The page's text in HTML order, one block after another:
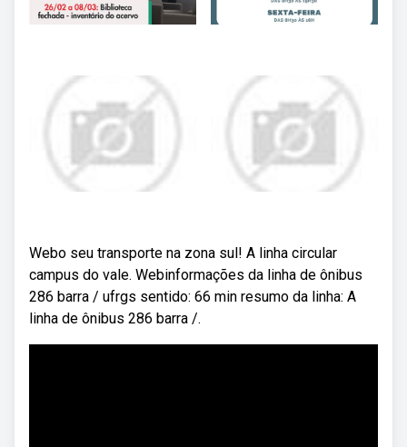
Webo seu transporte na zona sul! A linha circular
campus do vale. Webinformações da linha de ônibus
286 barra / ufrgs sentido: 66 min resumo da linha: A
linha de ônibus 286 barra /.